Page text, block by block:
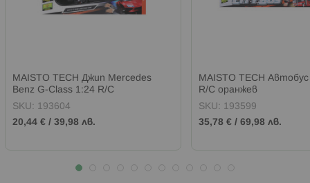
MAISTO TECH Джип Mercedes
Benz G-Class 1:24 R/C
SKU: 193604
20,44 € / 39,98 лв.
MAISTO TECH
R/C оранжев
SKU: 193599
35,78 € / 69,98 лв.